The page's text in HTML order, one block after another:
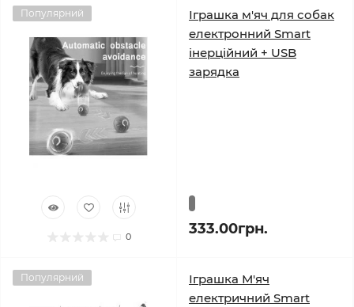
Популярний
0
Іграшка м'яч для собак
електронний Smart
інерційний + USB
зарядка
333.00грн.
Популярний
Іграшка М'яч
електричний Smart